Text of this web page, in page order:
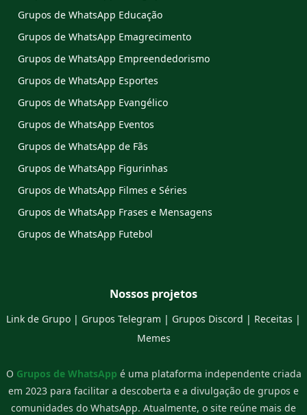
Grupos de WhatsApp Educação
Grupos de WhatsApp Emagrecimento
Grupos de WhatsApp Empreendedorismo
Grupos de WhatsApp Esportes
Grupos de WhatsApp Evangélico
Grupos de WhatsApp Eventos
Grupos de WhatsApp de Fãs
Grupos de WhatsApp Figurinhas
Grupos de WhatsApp Filmes e Séries
Grupos de WhatsApp Frases e Mensagens
Grupos de WhatsApp Futebol
Nossos projetos
Link de Grupo | Grupos Telegram | Grupos Discord | Receitas |
Memes
O Grupos de WhatsApp é uma plataforma independente criada
em 2023 para facilitar a descoberta e a divulgação de grupos e
comunidades do WhatsApp. Atualmente, o site reúne mais de